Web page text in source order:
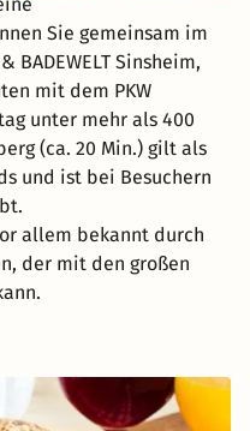
Sie gemeinsam im
BADEWELT Sinsheim,
mit dem PKW
unter mehr als 400
(ca. 20 Min.) gilt als
und ist bei Besuchern
allem bekannt durch
der mit den großen